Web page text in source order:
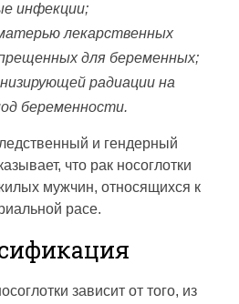
инфекции;
лекарственных
для беременных;
радиации на
беременности.
и гендерный
что рак носоглотки
мужчин, относящихся к
расе.
зависит от того, из